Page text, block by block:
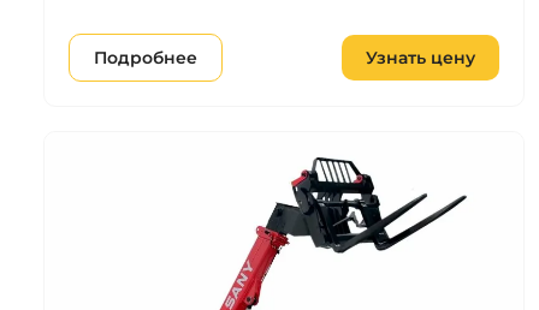
Подробнее Узнать цену